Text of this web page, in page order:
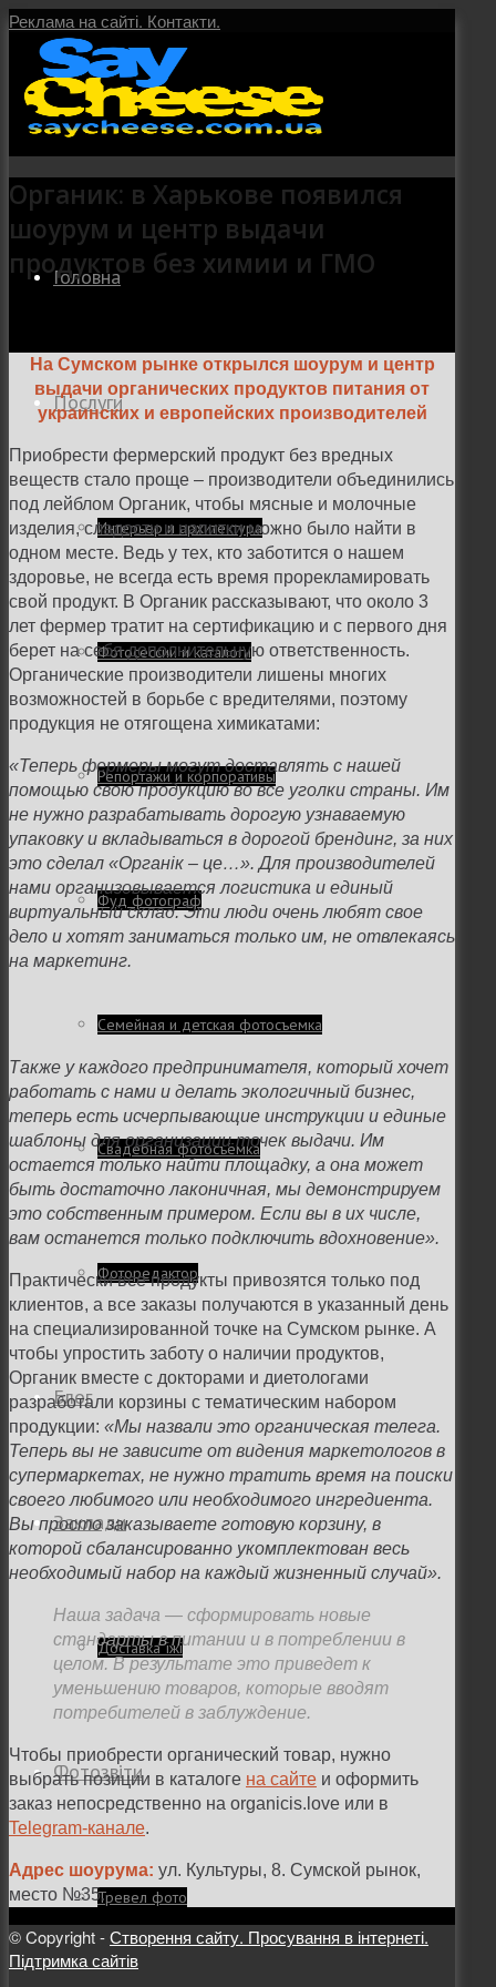
Реклама на сайті. Контакти.
Головна
Послуги
Интерьер и архитектура
Фотосессии и каталоги
Репортажи и корпоративы
Фуд фотограф
Семейная и детская фотосъемка
Свадебная фотосъёмка
Фоторедактор
Блог
Заклади
Доставка їжі
Фотозвіти
Тревел фото
Органик: в Харькове появился
шоурум и центр выдачи
продуктов без химии и ГМО
На Сумском рынке открылся шоурум и центр
выдачи органических продуктов питания от
украинских и европейских производителей
Приобрести фермерский продукт без вредных
веществ стало проще – производители объединились
под лейблом Органик, чтобы мясные и молочные
изделия, сладости и напитки можно было найти в
одном месте. Ведь у тех, кто заботится о нашем
здоровье, не всегда есть время прорекламировать
свой продукт. В Органик рассказывают, что около 3
лет фермер тратит на сертификацию и с первого дня
берет на себя дополнительную ответственность.
Органические производители лишены многих
возможностей в борьбе с вредителями, поэтому
продукция не отягощена химикатами:
«Теперь фермеры могут доставлять с нашей
помощью свою продукцию во все уголки страны. Им
не нужно разрабатывать дорогую узнаваемую
упаковку и вкладываться в дорогой брендинг, за них
это сделал «Органік – це…». Для производителей
нами организовывается логистика и единый
виртуальный склад. Эти люди очень любят свое
дело и хотят заниматься только им, не отвлекаясь
на маркетинг.
Также у каждого предпринимателя, который хочет
работать с нами и делать экологичный бизнес,
теперь есть исчерпывающие инструкции и единые
шаблоны для организации точек выдачи. Им
остается только найти площадку, а она может
быть достаточно лаконичная, мы демонстрируем
это собственным примером. Если вы в их числе,
вам останется только подключить вдохновение».
Практически все продукты привозятся только под
клиентов, а все заказы получаются в указанный день
на специализированной точке на Сумском рынке. А
чтобы упростить заботу о наличии продуктов,
Органик вместе с докторами и диетологами
разработали корзины с тематическим набором
продукции: «Мы назвали это органическая телега.
Теперь вы не зависите от видения маркетологов в
супермаркетах, не нужно тратить время на поиски
своего любимого или необходимого ингредиента.
Вы просто заказываете готовую корзину, в
которой сбалансированно укомплектован весь
необходимый набор на каждый жизненный случай».
Наша задача — сформировать новые
стандарты в питании и в потреблении в
целом. В результате это приведет к
уменьшению товаров, которые вводят
потребителей в заблуждение.
Чтобы приобрести органический товар, нужно
выбрать позиции в каталоге на сайте и оформить
заказ непосредственно на organicis.love или в
Telegram-канале.
Адрес шоурума: ул. Культуры, 8. Сумской рынок,
место №35.
© Copyright -Створення сайту. Просування в інтернеті.
Підтримка сайтів